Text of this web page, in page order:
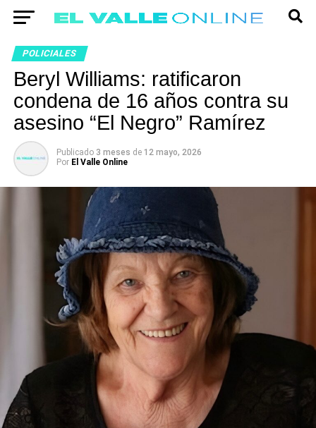
POLICIALES
Beryl Williams: ratificaron
condena de 16 años contra su
asesino “El Negro” Ramírez
Publicado 3 meses de 12 mayo, 2026
Por El Valle Online